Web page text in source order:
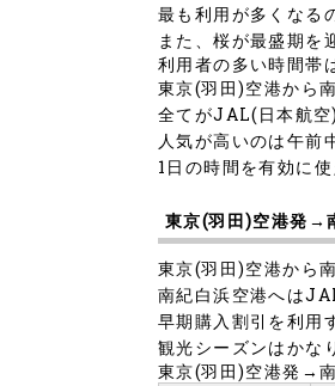
最も利用が多くなる
また、桜が最盛期を
利用者の多い時間帯
東京(羽田)空港から
全てがJAL(日本航空
人気が高いのは午前
1日の時間を有効に
東京(羽田)空港発→
東京(羽田)空港から
南紀白浜空港へは
早期購入割引を利用
観光シーズンはかな
東京(羽田)空港発→